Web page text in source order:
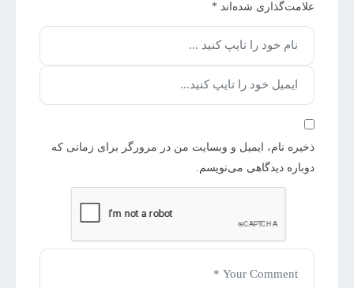
علامت‌گذاری شده‌اند *
ذخیره نام، ایمیل و وبسایت من در مرورگر برای زمانی که
دوباره دیدگاهی می‌نویسم.